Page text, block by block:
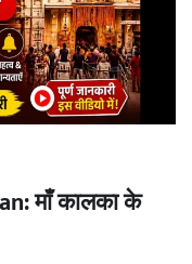
माँ कालका के